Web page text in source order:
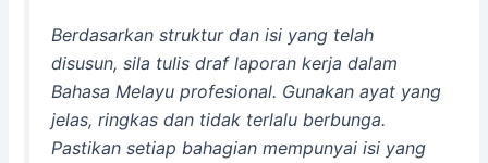
Berdasarkan struktur dan isi yang telah
disusun, sila tulis draf laporan kerja dalam
Bahasa Melayu profesional. Gunakan ayat yang
jelas, ringkas dan tidak terlalu berbunga.
Pastikan setiap bahagian mempunyai isi yang